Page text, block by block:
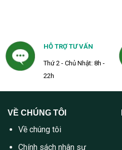
HỖ TRỢ TƯ VẤN
Thứ 2 - Chủ Nhật: 8h -
22h
VỀ CHÚNG TÔI
Về chúng tôi
Chính sách nhân sự